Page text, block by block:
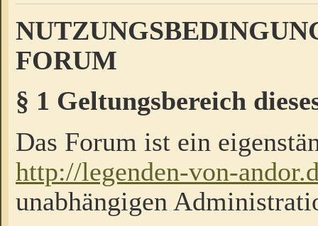
FORUM
§ 1 Geltungsbereich
Das Forum ist ein
http://legenden-von-
unabhängigen